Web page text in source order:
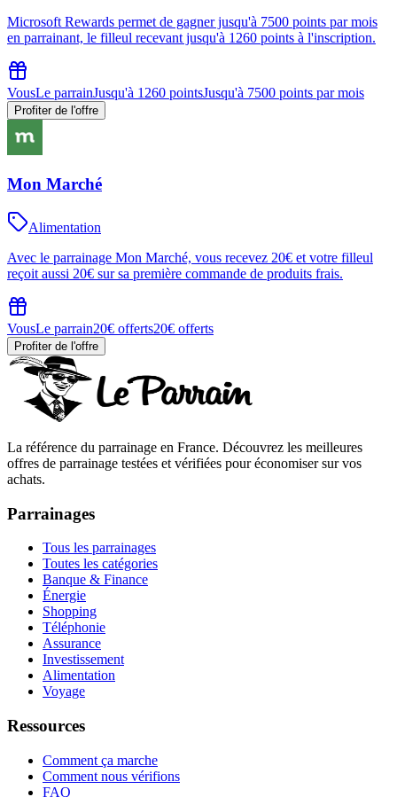
Microsoft Rewards permet de gagner jusqu'à 7500 points par mois
en parrainant, le filleul recevant jusqu'à 1260 points à l'inscription.
VousLe parrainJusqu'à 1260 pointsJusqu'à 7500 points par mois
Profiter de l'offre
Mon Marché
Alimentation
Avec le parrainage Mon Marché, vous recevez 20€ et votre filleul
reçoit aussi 20€ sur sa première commande de produits frais.
VousLe parrain20€ offerts20€ offerts
Profiter de l'offre
La référence du parrainage en France. Découvrez les meilleures
offres de parrainage testées et vérifiées pour économiser sur vos
achats.
Parrainages
Tous les parrainages
Toutes les catégories
Banque & Finance
Énergie
Shopping
Téléphonie
Assurance
Investissement
Alimentation
Voyage
Ressources
Comment ça marche
Comment nous vérifions
FAQ